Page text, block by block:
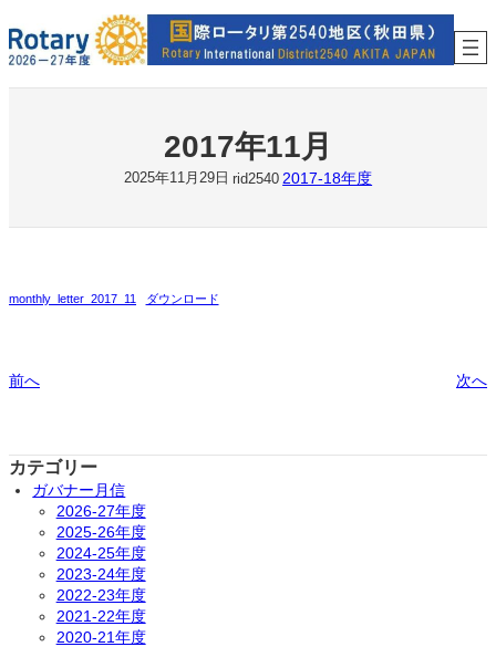
容
を
2017年11月
2025年11月29日 rid2540 2017-18年度
monthly_letter_2017_11 ダウンロード
前へ 次へ
カテゴリー
ガバナー月信
2026-27年度
2025-26年度
2024-25年度
2023-24年度
2022-23年度
2021-22年度
2020-21年度